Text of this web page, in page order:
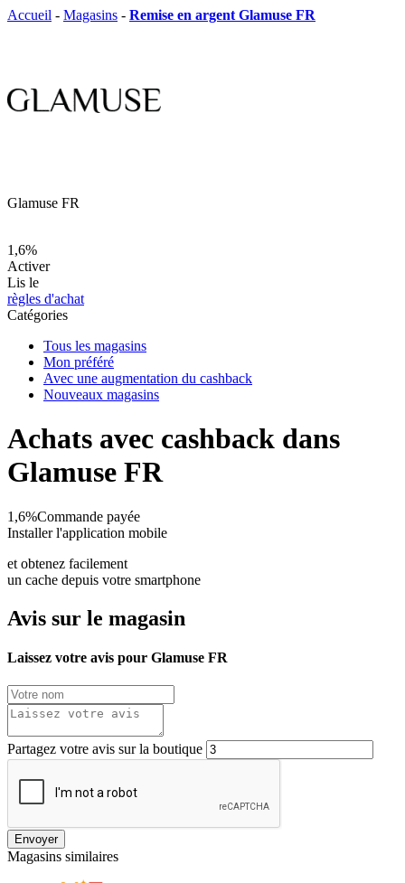
Accueil - Magasins - Remise en argent Glamuse FR
Glamuse FR
1,6%
Activer
Lis le
règles d'achat
Catégories
Tous les magasins
Mon préféré
Avec une augmentation du cashback
Nouveaux magasins
Achats avec cashback dans
Glamuse FR
1,6%Commande payée
Installer l'application mobile
et obtenez facilement
un cache depuis votre smartphone
Avis sur le magasin
Laissez votre avis pour Glamuse FR
Partagez votre avis sur la boutique
Envoyer
Magasins similaires